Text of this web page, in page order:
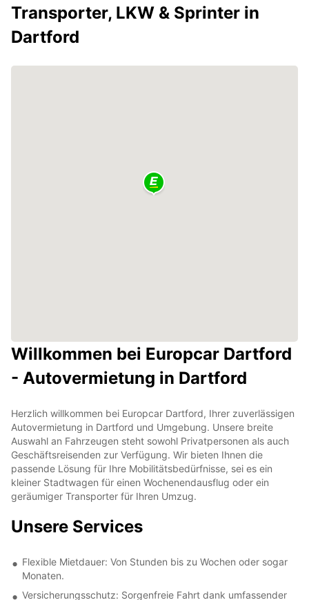
Transporter, LKW & Sprinter in
Dartford
Willkommen bei Europcar Dartford
- Autovermietung in Dartford
Herzlich willkommen bei Europcar Dartford, Ihrer zuverlässigen
Autovermietung in Dartford und Umgebung. Unsere breite
Auswahl an Fahrzeugen steht sowohl Privatpersonen als auch
Geschäftsreisenden zur Verfügung. Wir bieten Ihnen die
passende Lösung für Ihre Mobilitätsbedürfnisse, sei es ein
kleiner Stadtwagen für einen Wochenendausflug oder ein
geräumiger Transporter für Ihren Umzug.
Unsere Services
Flexible Mietdauer: Von Stunden bis zu Wochen oder sogar
Monaten.
Versicherungsschutz: Sorgenfreie Fahrt dank umfassender